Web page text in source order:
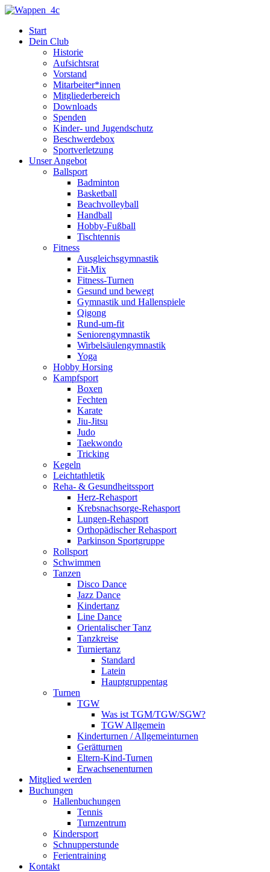
Zum
springenStart
Dein Club
Historie
Aufsichtsrat
Vorstand
Mitarbeiter*innen
Mitgliederbereich
Downloads
Spenden
Kinder- und Jugendschutz
Beschwerdebox
Sportverletzung
Unser Angebot
Ballsport
Badminton
Basketball
Beachvolleyball
Handball
Hobby-Fußball
Tischtennis
Fitness
Ausgleichsgymnastik
Fit-Mix
Fitness-Turnen
Gesund und bewegt
Gymnastik und Hallenspiele
Qigong
Rund-um-fit
Seniorengymnastik
Wirbelsäulengymnastik
Yoga
Hobby Horsing
Kampfsport
Boxen
Fechten
Karate
Jiu-Jitsu
Judo
Taekwondo
Tricking
Kegeln
Leichtathletik
Reha- & Gesundheitssport
Herz-Rehasport
Krebsnachsorge-Rehasport
Lungen-Rehasport
Orthopädischer Rehasport
Parkinson Sportgruppe
Rollsport
Schwimmen
Tanzen
Disco Dance
Jazz Dance
Kindertanz
Line Dance
Orientalischer Tanz
Tanzkreise
Turniertanz
Standard
Latein
Hauptgruppentag
Turnen
TGW
Was ist TGM/TGW/SGW?
TGW Allgemein
Kinderturnen / Allgemeinturnen
Gerätturnen
Eltern-Kind-Turnen
Erwachsenenturnen
Mitglied werden
Buchungen
Hallenbuchungen
Tennis
Turnzentrum
Kindersport
Schnupperstunde
Ferientraining
Kontakt